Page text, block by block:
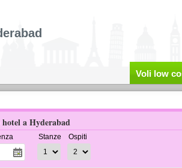
Voli low
hotel a Hyderabad
Stanze Ospiti